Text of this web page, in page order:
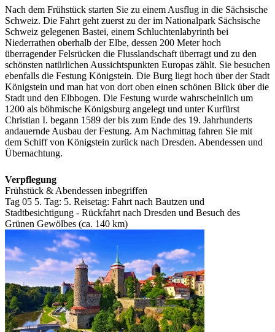
Nach dem Frühstück starten Sie zu einem Ausflug in die Sächsische
Schweiz. Die Fahrt geht zuerst zu der im Nationalpark Sächsische
Schweiz gelegenen Bastei, einem Schluchtenlabyrinth bei
Niederrathen oberhalb der Elbe, dessen 200 Meter hoch
überragender Felsrücken die Flusslandschaft überragt und zu den
schönsten natürlichen Aussichtspunkten Europas zählt. Sie besuchen
ebenfalls die Festung Königstein. Die Burg liegt hoch über der Stadt
Königstein und man hat von dort oben einen schönen Blick über die
Stadt und den Elbbogen. Die Festung wurde wahrscheinlich um
1200 als böhmische Königsburg angelegt und unter Kurfürst
Christian I. begann 1589 der bis zum Ende des 19. Jahrhunderts
andauernde Ausbau der Festung. Am Nachmittag fahren Sie mit
dem Schiff von Königstein zurück nach Dresden. Abendessen und
Übernachtung.
Verpflegung
Frühstück & Abendessen inbegriffen
Tag 05 5. Tag: 5. Reisetag: Fahrt nach Bautzen und
Stadtbesichtigung - Rückfahrt nach Dresden und Besuch des
Grünen Gewölbes (ca. 140 km)